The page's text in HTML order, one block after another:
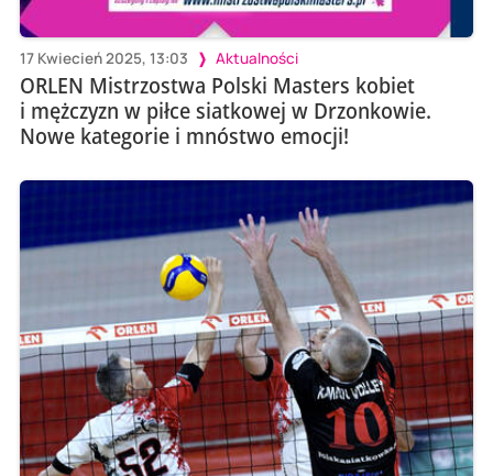
17 Kwiecień 2025, 13:03 Aktualności
ORLEN Mistrzostwa Polski Masters kobiet
i mężczyzn w piłce siatkowej w Drzonkowie.
Nowe kategorie i mnóstwo emocji!